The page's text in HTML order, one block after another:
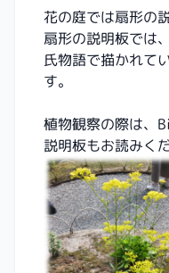
花の庭では扇形の
扇形の説明板では
氏物語で描かれて
す。
植物観察の際は、
説明板もお読みく